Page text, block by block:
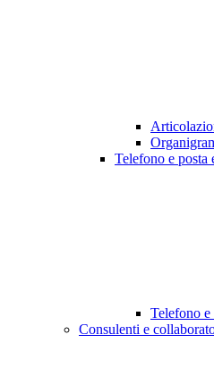
Telefono e posta
Telefono e
Consulenti e